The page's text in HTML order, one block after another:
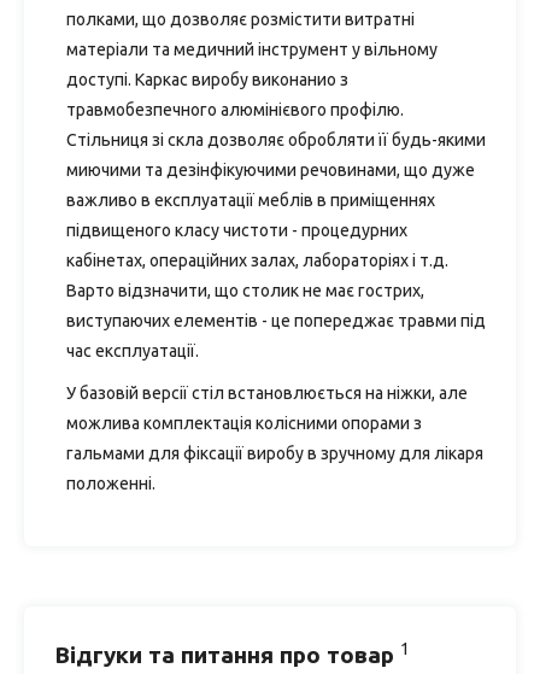
полками, що дозволяє розмістити витратні
матеріали та медичний інструмент у вільному
доступі. Каркас виробу виконанио з
травмобезпечного алюмінієвого профілю.
Стільниця зі скла дозволяє обробляти її будь-якими
миючими та дезінфікуючими речовинами, що дуже
важливо в експлуатації меблів в приміщеннях
підвищеного класу чистоти - процедурних
кабінетах, операційних залах, лабораторіях і т.д.
Варто відзначити, що столик не має гострих,
виступаючих елементів - це попереджає травми під
час експлуатації.
У базовій версії стіл встановлюється на ніжки, але
можлива комплектація колісними опорами з
гальмами для фіксації виробу в зручному для лікаря
положенні.
Відгуки та питання про товар 1